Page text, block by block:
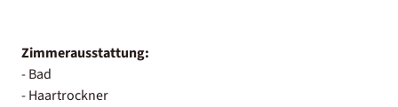
Zimmerausstattung:
- Bad
- Haartrockner